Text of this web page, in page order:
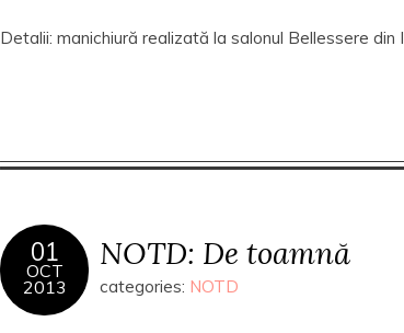
Detalii: manichiură realizată la salonul Bellessere din
01
OCT
2013
NOTD: De toamnă
categories: NOTD